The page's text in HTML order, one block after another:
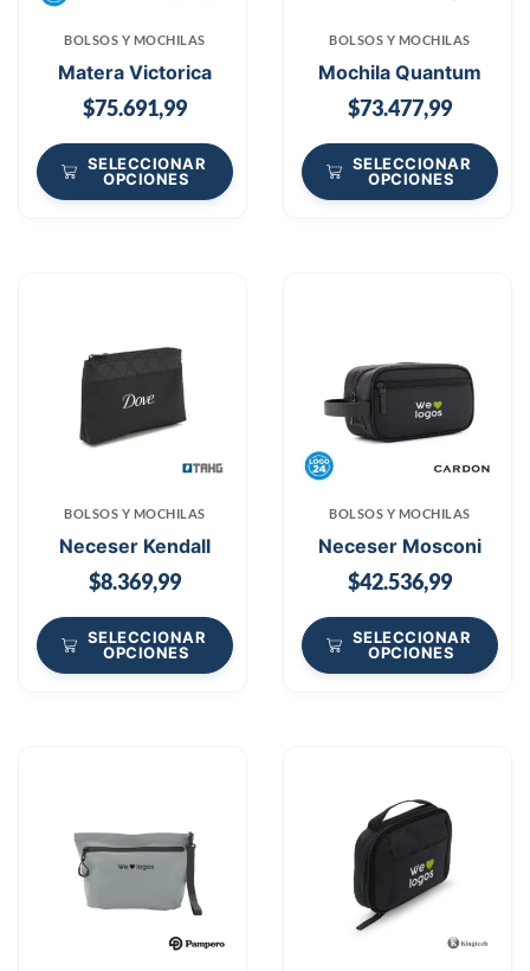
BOLSOS Y MOCHILAS
Matera Victorica
$75.691,99
SELECCIONAR
OPCIONES
BOLSOS Y MOCHILAS
Mochila Quantum
$73.477,99
SELECCIONAR
OPCIONES
BOLSOS Y MOCHILAS
Neceser Kendall
$8.369,99
SELECCIONAR
OPCIONES
BOLSOS Y MOCHILAS
Neceser Mosconi
$42.536,99
SELECCIONAR
OPCIONES